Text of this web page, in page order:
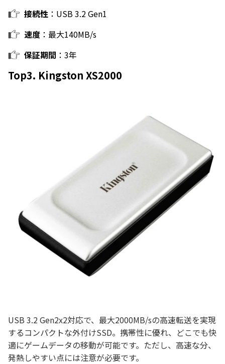
接続性 ：USB 3.2 Gen1
速度 ：最大140MB/s
保証期間 ：3年
Top3. Kingston XS2000
USB 3.2 Gen2x2対応で、最大2000MB/sの高速転送を実現
するコンパクトな外付けSSD。携帯性に優れ、どこでも快
適にゲームデータの移動が可能です。ただし、高速な分、
発熱しやすい点には注意が必要です。